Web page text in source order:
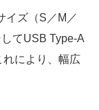
イズ（S／M／
てUSB Type-A
れにより、幅広